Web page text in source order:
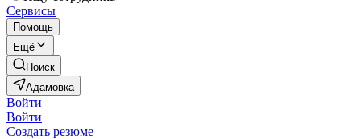
Сервисы
Помощь
Ещё
Поиск
Адамовка
Войти
Войти
Создать резюме